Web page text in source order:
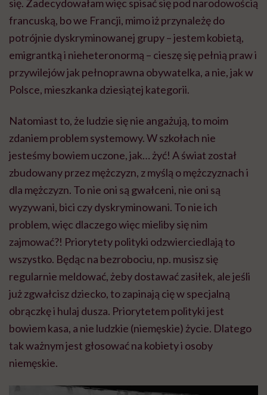
się. Zadecydowałam więc spisać się pod narodowością
francuską, bo we Francji, mimo iż przynależę do
potrójnie dyskryminowanej grupy – jestem kobietą,
emigrantką i nieheteronormą – cieszę się pełnią praw i
przywilejów jak pełnoprawna obywatelka, a nie, jak w
Polsce, mieszkanka dziesiątej kategorii.
Natomiast to, że ludzie się nie angażują, to moim
zdaniem problem systemowy. W szkołach nie
jesteśmy bowiem uczone, jak… żyć! A świat został
zbudowany przez mężczyzn, z myślą o mężczyznach i
dla mężczyzn. To nie oni są gwałceni, nie oni są
wyzywani, bici czy dyskryminowani. To nie ich
problem, więc dlaczego więc mieliby się nim
zajmować?! Priorytety polityki odzwierciedlają to
wszystko. Będąc na bezrobociu, np. musisz się
regularnie meldować, żeby dostawać zasiłek, ale jeśli
już zgwałcisz dziecko, to zapinają cię w specjalną
obrączkę i hulaj dusza. Priorytetem polityki jest
bowiem kasa, a nie ludzkie (niemęskie) życie. Dlatego
tak ważnym jest głosować na kobiety i osoby
niemęskie.